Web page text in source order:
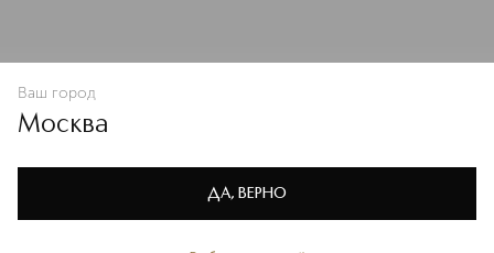
Политике конфиденциальности
В КОРЗИНУ
Ваш город
Москва
ДА, ВЕРНО